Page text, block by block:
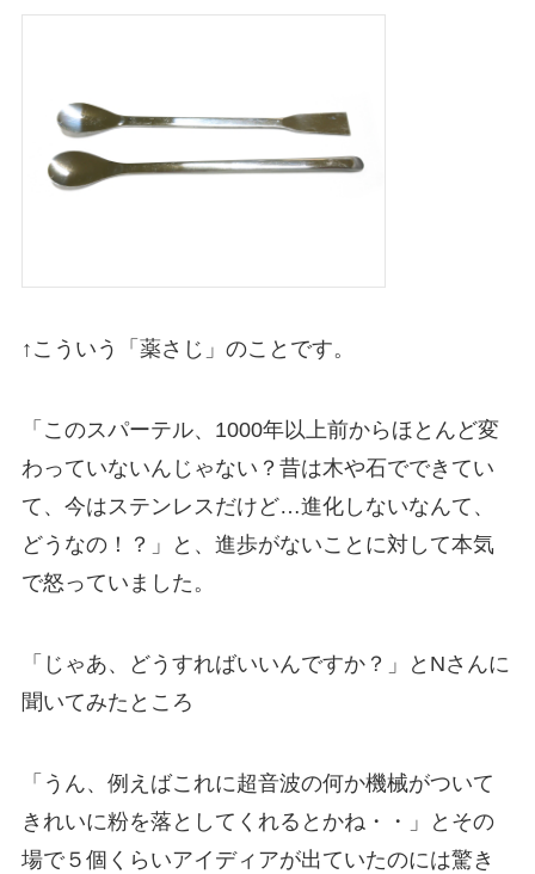
↑こういう「薬さじ」のことです。
「このスパーテル、1000年以上前からほとんど変
わっていないんじゃない？昔は木や石でできてい
て、今はステンレスだけど…進化しないなんて、
どうなの！？」と、進歩がないことに対して本気
で怒っていました。
「じゃあ、どうすればいいんですか？」とNさんに
聞いてみたところ
「うん、例えばこれに超音波の何か機械がついて
きれいに粉を落としてくれるとかね・・」とその
場で５個くらいアイディアが出ていたのには驚き